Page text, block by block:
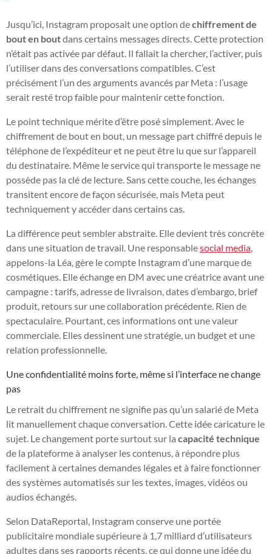
Jusqu’ici, Instagram proposait une option dechiffrement de
bout en boutdans certains messages directs. Cette protection
n’était pas activée par défaut. Il fallait la chercher, l’activer, puis
l’utiliser dans des conversations compatibles. C’est
précisément l’un des arguments avancés par Meta : l’usage
serait resté trop faible pour maintenir cette fonction.
Le point technique mérite d’être posé simplement. Avec le
chiffrement de bout en bout, un message part chiffré depuis le
téléphone de l’expéditeur et ne peut être lu que sur l’appareil
du destinataire. Même le service qui transporte le message ne
possède pas la clé de lecture. Sans cette couche, les échanges
transitent encore de façon sécurisée, mais Meta peut
techniquement y accéder dans certains cas.
La différence peut sembler abstraite. Elle devient très concrète
dans une situation de travail. Une responsablesocial media
appelons-la Léa, gère le compte Instagram d’une marque de
cosmétiques. Elle échange en DM avec une créatrice avant une
campagne : tarifs, adresse de livraison, dates d’embargo, brief
produit, retours sur une collaboration précédente. Rien de
spectaculaire. Pourtant, ces informations ont une valeur
commerciale. Elles dessinent une stratégie, un budget et une
relation professionnelle.
Une confidentialité moins forte, même si l’interface ne change
pas
Le retrait du chiffrement ne signifie pas qu’un salarié de Meta
lit manuellement chaque conversation. Cette idée caricature le
sujet. Le changement porte surtout sur la capacité technique
de la plateforme à analyser les contenus, à répondre plus
facilement à certaines demandes légales et à faire fonctionner
des systèmes automatisés sur les textes, images, vidéos ou
audios échangés.
Selon DataReportal, Instagram conserve une portée
publicitaire mondiale supérieure à 1,7 milliard d’utilisateurs
adultes dans ses rapports récents, ce qui donne une idée du